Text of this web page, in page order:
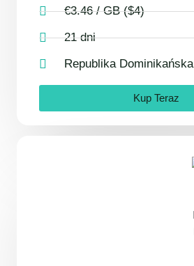
€3.46 / GB ($4)
21 dni
Republika Dominikańska
Kup Teraz